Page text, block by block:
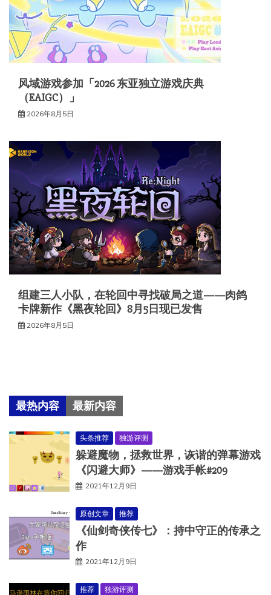
风域游戏参加「2026 东亚独立游戏庆典
（EAIGC）」
2026年8月5日
组建三人小队，在轮回中寻找破局之道——肉鸽
卡牌新作《黑夜轮回》8月5日现已发售
2026年8月5日
最热内容 最新内容
头条推荐 独游评测
躲避魔物，拯救世界，诙谐的弹幕游戏
《闪避大师》——游戏手帐#209
2021年12月9日
原创文章 推荐
《仙剑奇侠传七》：持中守正的传承之
作
2021年12月9日
推荐 独游评测